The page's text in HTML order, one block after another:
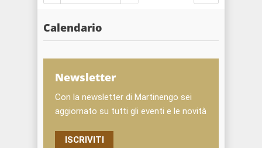
Calendario
Newsletter
Con la newsletter di Martinengo sei
aggiornato su tutti gli eventi e le novità
ISCRIVITI